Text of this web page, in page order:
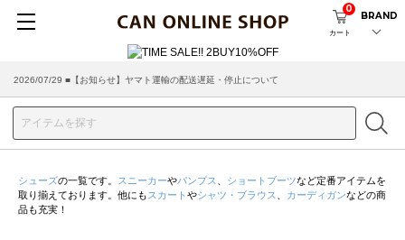
カート
0
BRAND
2026/07/29 ■【お知らせ】ヤマト運輸の配送遅延・停止について
2026/03/18 ■店舗受け取りサービスのご案内
シューズの一覧です。 スニーカーやパンプス ショートブーツなど定番アイテムを
取り揃えております。他にも スカート やシャツ・ブラウス カーディガンなどの商
品も充実！